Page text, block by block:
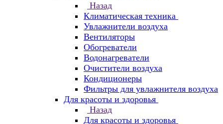
Назад
Климатическая техника
Увлажнители воздуха
Вентиляторы
Обогреватели
Водонагреватели
Очистители воздуха
Кондиционеры
Фильтры для увлажнителя воздуха
Для красоты и здоровья
Назад
Для красоты и здоровья